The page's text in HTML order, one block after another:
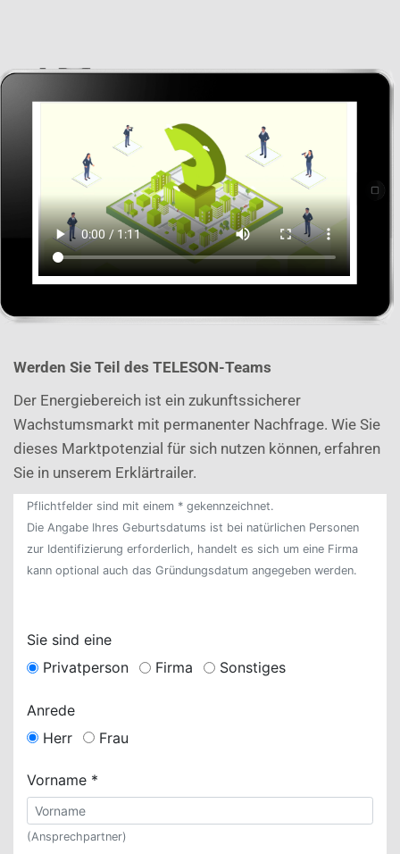
Werden Sie Teil des TELESON-Teams
Der Energiebereich ist ein zukunftssicherer
Wachstumsmarkt mit permanenter Nachfrage. Wie Sie
dieses Marktpotenzial für sich nutzen können, erfahren
Sie in unserem Erklärtrailer.